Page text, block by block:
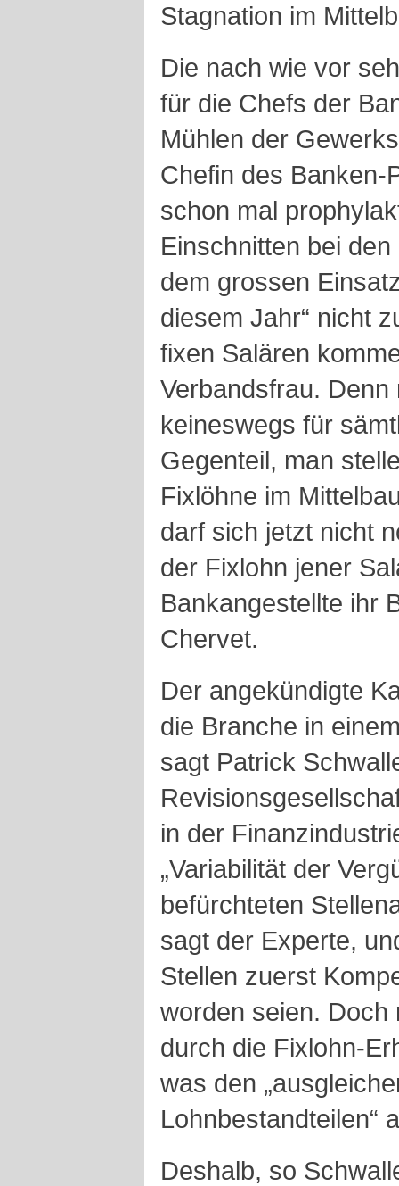
Stagnation im
Die nach wie vor
für die Chefs der
Mühlen der
Chefin des Banken-
schon mal
Einschnitten bei
dem grossen
diesem Jahr“ nicht
fixen Salären
Verbandsfrau. Denn
keineswegs für
Gegenteil, man
Fixlöhne im
darf sich jetzt nicht
der Fixlohn jener
Bankangestellte ihr
Chervet.
Der angekündigte
die Branche in
sagt Patrick
in der
„Variabilität der
befürchteten
sagt der Experte,
Stellen zuerst
worden seien. Doch
durch die Fixlohn-
was den
Lohnbestandteilen“
Deshalb, so